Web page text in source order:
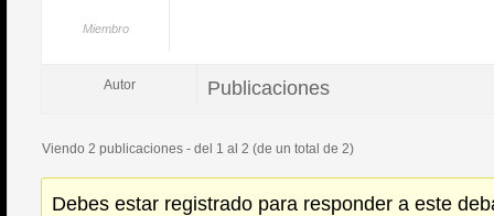
Miembro
Autor Publicaciones
Viendo 2 publicaciones - del 1 al 2 (de un total de 2)
Debes estar registrado para responder a este